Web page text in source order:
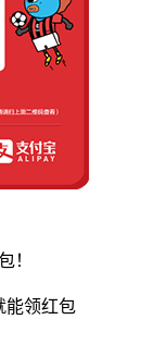
！
能领红包